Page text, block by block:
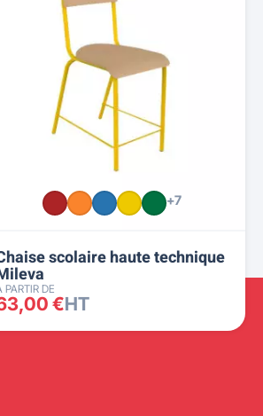
+7
scolaire haute technique
PARTIR DE
€HT